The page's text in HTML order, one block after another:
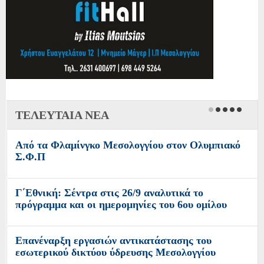
ΤΕΛΕΥΤΑΙΑ ΝΕΑ
Από τα Φλαμίνγκο Μεσολογγίου στον Ολυμπιακό
Σ.Φ.Π
Γ΄Εθνική: Σέντρα στις 26/9 αναλυτικά το
πρόγραμμα και οι ημερομηνίες του 6ου ομίλου
Επανέναρξη εργασιών αντικατάστασης του
εσωτερικού δικτύου ύδρευσης Μεσολογγίου